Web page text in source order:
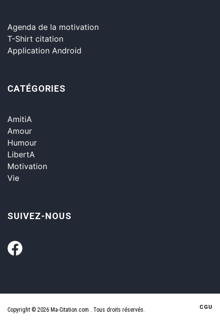
Agenda de la motivation
T-Shirt citation
Application Android
CATÉGORIES
AmitiA
Amour
Humour
LibertA
Motivation
Vie
SUIVEZ-NOUS
Copyright © 2026 Ma-Citation.com . Tous droits réservés. CGU